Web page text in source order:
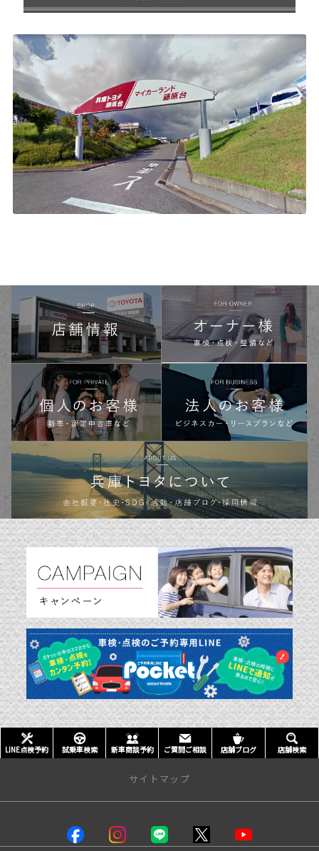
LINE点検予約 試乗車検索 新車商談予約 ご質問ご相談 店舗ブログ 店舗検索
サイトマップ